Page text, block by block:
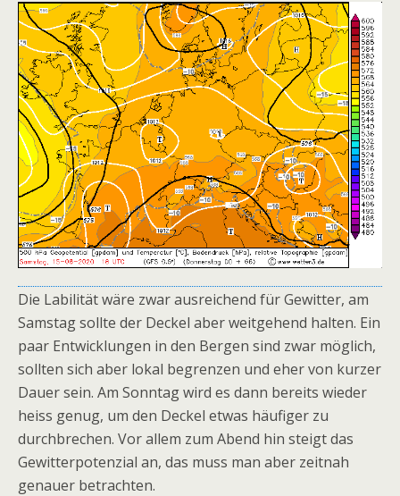
Die Labilität wäre zwar ausreichend für Gewitter, am
Samstag sollte der Deckel aber weitgehend halten. Ein
paar Entwicklungen in den Bergen sind zwar möglich,
sollten sich aber lokal begrenzen und eher von kurzer
Dauer sein. Am Sonntag wird es dann bereits wieder
heiss genug, um den Deckel etwas häufiger zu
durchbrechen. Vor allem zum Abend hin steigt das
Gewitterpotenzial an, das muss man aber zeitnah
genauer betrachten.